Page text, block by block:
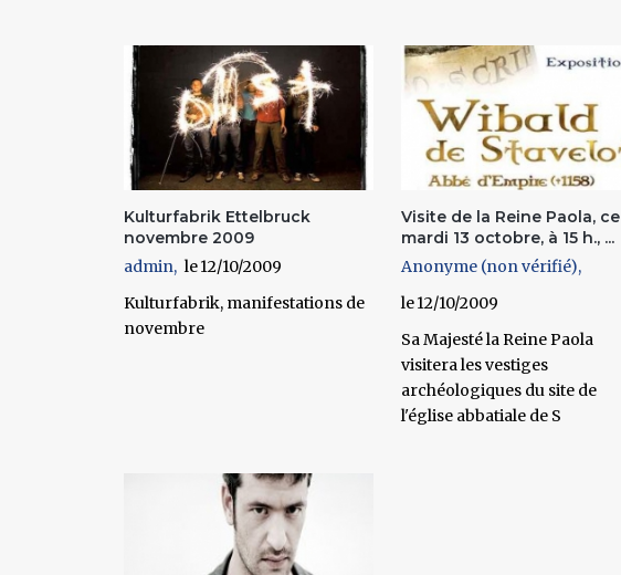
Kulturfabrik Ettelbruck
novembre 2009
admin
12/10/2009
Kulturfabrik, manifestations de
novembre
Visite de la Reine Paola, ce
mardi 13 octobre, à 15 h., ...
Anonyme (non vérifié)
12/10/2009
Sa Majesté la Reine Paola
visitera les vestiges
archéologiques du site de
l'église abbatiale de S